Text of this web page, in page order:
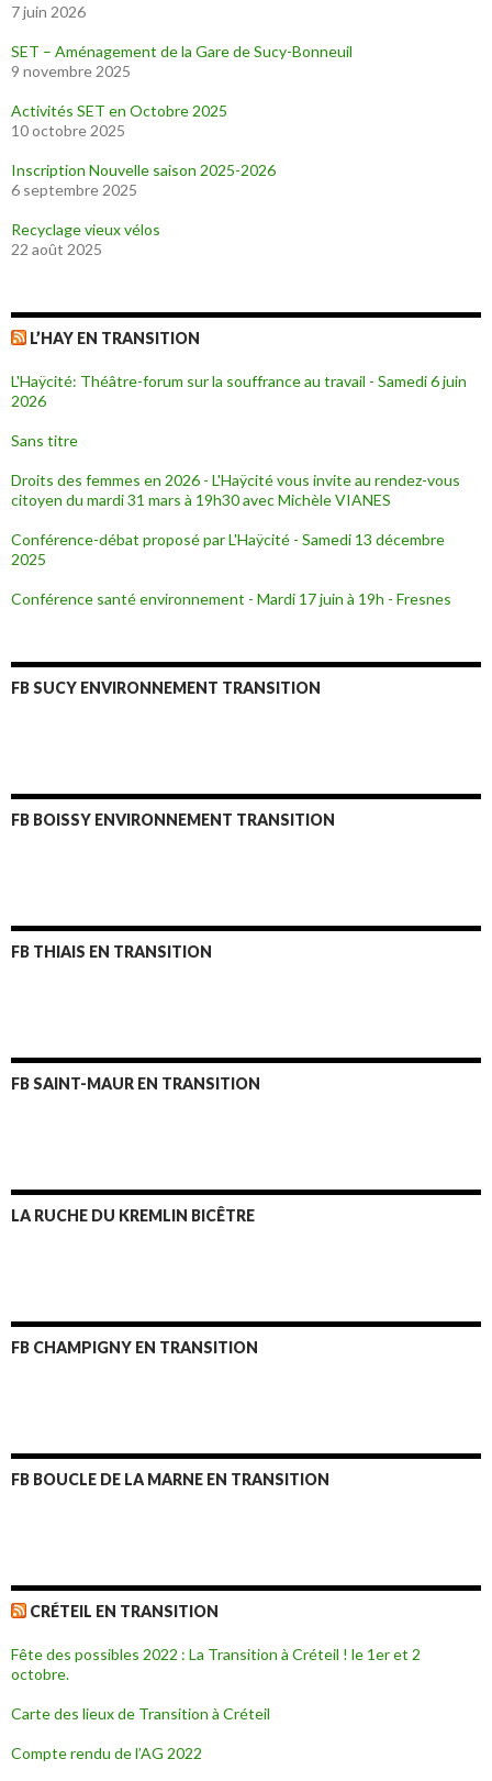
7 juin 2026
SET – Aménagement de la Gare de Sucy-Bonneuil
9 novembre 2025
Activités SET en Octobre 2025
10 octobre 2025
Inscription Nouvelle saison 2025-2026
6 septembre 2025
Recyclage vieux vélos
22 août 2025
L’HAY EN TRANSITION
L'Haÿcité: Théâtre-forum sur la souffrance au travail - Samedi 6 juin
2026
Sans titre
Droits des femmes en 2026 - L'Haÿcité vous invite au rendez-vous
citoyen du mardi 31 mars à 19h30 avec Michèle VIANES
Conférence-débat proposé par L'Haÿcité - Samedi 13 décembre
2025
Conférence santé environnement - Mardi 17 juin à 19h - Fresnes
FB SUCY ENVIRONNEMENT TRANSITION
FB BOISSY ENVIRONNEMENT TRANSITION
FB THIAIS EN TRANSITION
FB SAINT-MAUR EN TRANSITION
LA RUCHE DU KREMLIN BICÊTRE
FB CHAMPIGNY EN TRANSITION
FB BOUCLE DE LA MARNE EN TRANSITION
CRÉTEIL EN TRANSITION
Fête des possibles 2022 : La Transition à Créteil ! le 1er et 2
octobre.
Carte des lieux de Transition à Créteil
Compte rendu de l’AG 2022